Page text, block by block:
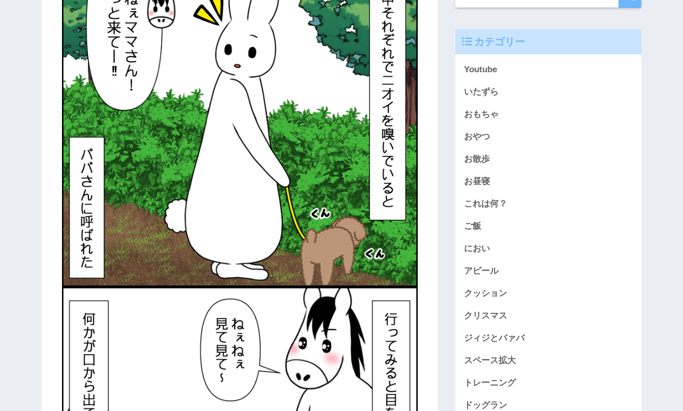
カテゴリー
Youtube
いたずら
おもちゃ
おやつ
お散歩
お昼寝
これは何？
ご飯
におい
アピール
クッション
クリスマス
ジィジとバァバ
スペース拡大
トレーニング
ドッグラン